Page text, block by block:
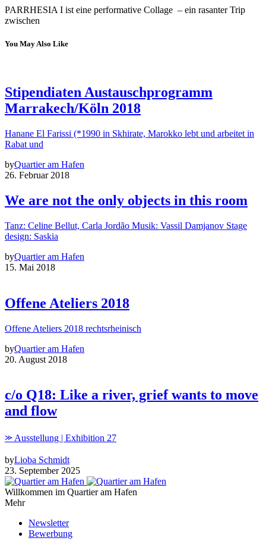
PARRHESIA I ist eine performative Collage – ein rasanter Trip
zwischen
You May Also Like
Stipendiaten Austauschprogramm
Marrakech/Köln 2018
Hanane El Farissi (*1990 in Skhirate, Marokko lebt und arbeitet in
Rabat und
byQuartier am Hafen
26. Februar 2018
We are not the only objects in this room
Tanz: Celine Bellut, Carla Jordão Musik: Vassil Damjanov Stage
design: Saskia
byQuartier am Hafen
15. Mai 2018
Offene Ateliers 2018
Offene Ateliers 2018 rechtsrheinisch
byQuartier am Hafen
20. August 2018
c/o Q18: Like a river, grief wants to move
and flow
⪼ Ausstellung | Exhibition 27
byLioba Schmidt
23. September 2025
Willkommen im Quartier am Hafen
Mehr
Newsletter
Bewerbung